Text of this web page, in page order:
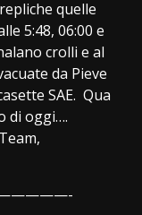
quelle
5:48, 06:00 e
crolli e al
da Pieve
SAE. Qua
di oggi….